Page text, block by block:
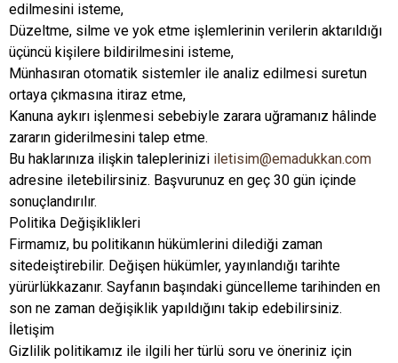
edilmesini isteme,
Düzeltme, silme ve yok etme işlemlerinin verilerin aktarıldığı
üçüncü kişilere bildirilmesini isteme,
Münhasıran otomatik sistemler ile analiz edilmesi suretun
ortaya çıkmasına itiraz etme,
Kanuna aykırı işlenmesi sebebiyle zarara uğramanız hâlinde
zararın giderilmesini talep etme.
Bu haklarınıza ilişkin taleplerinizi iletisim@emadukkan.com
adresine iletebilirsiniz. Başvurunuz en geç 30 gün içinde
sonuçlandırılır.
Politika Değişiklikleri
Firmamız, bu politikanın hükümlerini dilediği zaman
sitedeiştirebilir. Değişen hükümler, yayınlandığı tarihte
yürürlükkazanır. Sayfanın başındaki güncelleme tarihinden en
son ne zaman değişiklik yapıldığını takip edebilirsiniz.
İletişim
Gizlilik politikamız ile ilgili her türlü soru ve öneriniz için